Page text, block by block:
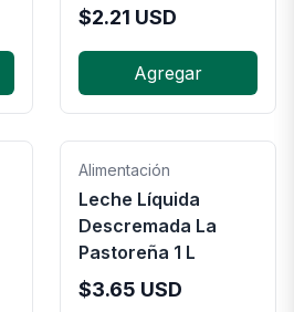
$2.21 USD
Agregar
Alimentación
Leche Líquida
Descremada La
Pastoreña 1 L
$3.65 USD